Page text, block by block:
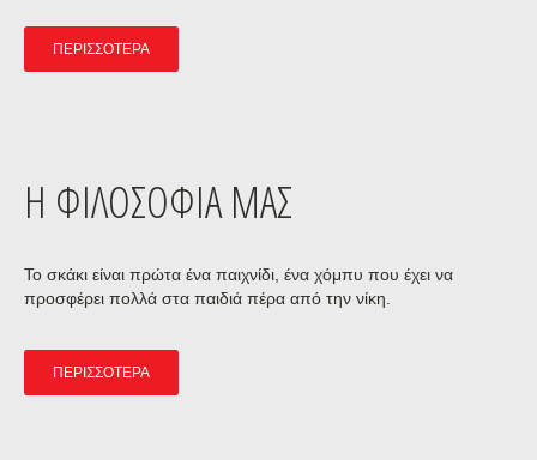
ΠΕΡΙΣΣΌΤΕΡΑ
Η ΦΙΛΟΣΟΦΙΑ ΜΑΣ
Το σκάκι είναι πρώτα ένα παιχνίδι, ένα χόμπυ που έχει να
προσφέρει πολλά στα παιδιά πέρα από την νίκη.
ΠΕΡΙΣΣΌΤΕΡΑ